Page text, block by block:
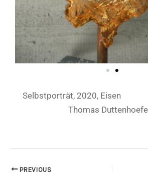
Selbstporträt, 2020,
Thomas
PREVIOUS